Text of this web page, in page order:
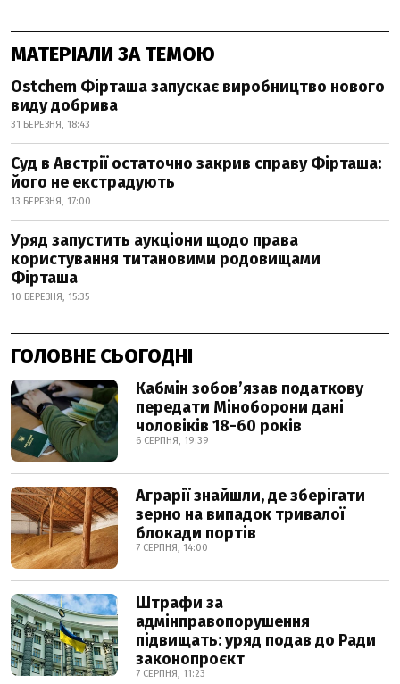
МАТЕРІАЛИ ЗА ТЕМОЮ
Ostchem Фірташа запускає виробництво нового
виду добрива
31 БЕРЕЗНЯ, 18:43
Суд в Австрії остаточно закрив справу Фірташа:
його не екстрадують
13 БЕРЕЗНЯ, 17:00
Уряд запустить аукціони щодо права
користування титановими родовищами
Фірташа
10 БЕРЕЗНЯ, 15:35
ГОЛОВНЕ СЬОГОДНІ
Кабмін зобовʼязав податкову
передати Міноборони дані
чоловіків 18-60 років
6 СЕРПНЯ, 19:39
Аграрії знайшли, де зберігати
зерно на випадок тривалої
блокади портів
7 СЕРПНЯ, 14:00
Штрафи за
адмінправопорушення
підвищать: уряд подав до Ради
законопроєкт
7 СЕРПНЯ, 11:23